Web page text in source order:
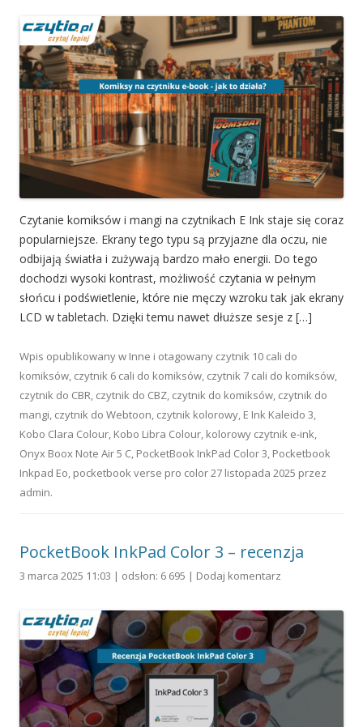
Czytanie komiksów i mangi na czytnikach E Ink staje się coraz
popularniejsze. Ekrany tego typu są przyjazne dla oczu, nie
odbijają światła i zużywają bardzo mało energii. Do tego
dochodzi wysoki kontrast, możliwość czytania w pełnym
słońcu i podświetlenie, które nie męczy wzroku tak jak ekrany
LCD w tabletach. Dzięki temu nawet dłuższe sesje z […]
Wpis opublikowany w Inne i otagowany czytnik 10 cali do
komiksów, czytnik 6 cali do komiksów, czytnik 7 cali do komiksów,
czytnik do CBR, czytnik do CBZ, czytnik do komiksów, czytnik do
mangi, czytnik do Webtoon, czytnik kolorowy, E Ink Kaleido 3,
Kobo Clara Colour, Kobo Libra Colour, kolorowy czytnik e-ink,
Onyx Boox Note Air 5 C, PocketBook InkPad Color 3, Pocketbook
Inkpad Eo, pocketbook verse pro color27 listopada 2025 przez
admin.
PocketBook InkPad Color 3 – recenzja
3 marca 2025 11:03 | odsłon: 6 695 | Dodaj komentarz